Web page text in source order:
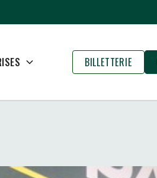
BILLETTERIE